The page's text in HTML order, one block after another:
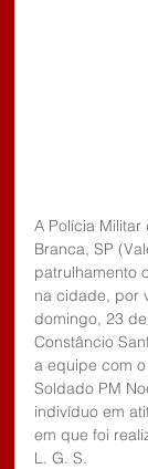
A Polícia
Branca, SP
patrulhamento
na cidade, por
domingo, 23
Constâncio
a equipe com
Soldado PM
indivíduo em
em que foi
L. G. S.